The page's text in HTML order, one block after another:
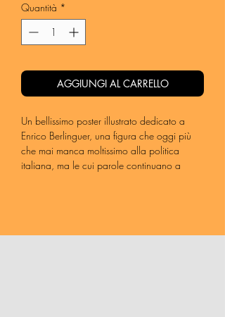
Quantità *
AGGIUNGI AL CARRELLO
Un bellissimo poster illustrato dedicato a
Enrico Berlinguer, una figura che oggi più
che mai manca moltissimo alla politica
italiana, ma le cui parole continuano a
Illustrazione di Tommaso Catone